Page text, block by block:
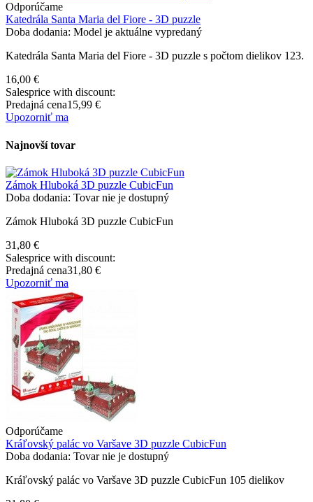
Odporúčame
Katedrála Santa Maria del Fiore - 3D puzzle
Doba dodania: Model je aktuálne vypredaný
Katedrála Santa Maria del Fiore - 3D puzzle s počtom dielikov 123.
16,00 €
Salesprice with discount:
Predajná cena15,99 €
Upozorniť ma
Najnovší tovar
Zámok Hluboká 3D puzzle CubicFun
Doba dodania: Tovar nie je dostupný
Zámok Hluboká 3D puzzle CubicFun
31,80 €
Salesprice with discount:
Predajná cena31,80 €
Upozorniť ma
Odporúčame
Kráľovský palác vo Varšave 3D puzzle CubicFun
Doba dodania: Tovar nie je dostupný
Kráľovský palác vo Varšave 3D puzzle CubicFun 105 dielikov